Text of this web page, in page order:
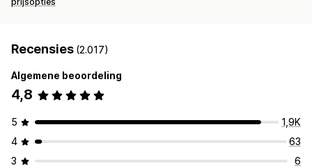
Recensies (2.017)
Algemene beoordeling
4,8
5
1,9K
4
63
3
6